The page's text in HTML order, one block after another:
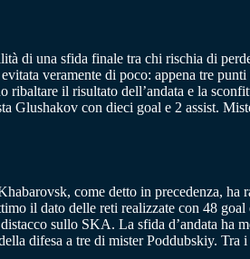
di una sfida finale tra chi rischia di
veramente di poco: appena tre
il risultato dell’andata e la
Glushakov con dieci goal e 2 assist.
come detto in precedenza,
il dato delle reti realizzate con 48
sullo SKA. La sfida d’andata ha
difesa a tre di mister Poddubskiy.